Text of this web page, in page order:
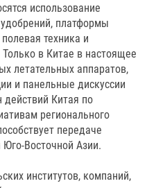
использование
платформы
техника и
в Китае в настоящее
летательных аппаратов,
и панельные дискуссии
Китая по
регионального
передаче
Восточной Азии.
институтов, компаний,